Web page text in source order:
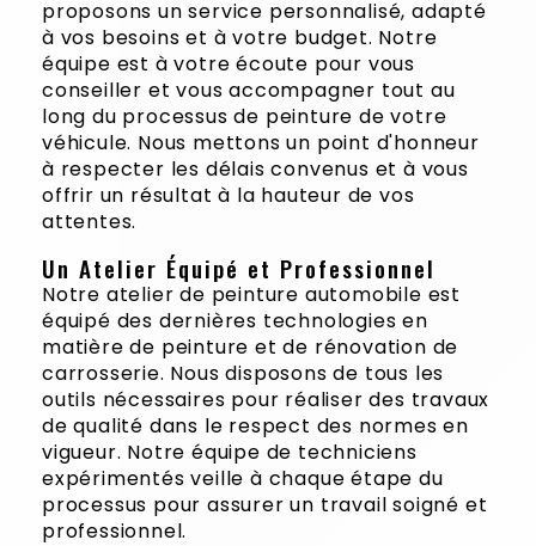
proposons un service personnalisé, adapté
à vos besoins et à votre budget. Notre
équipe est à votre écoute pour vous
conseiller et vous accompagner tout au
long du processus de peinture de votre
véhicule. Nous mettons un point d'honneur
à respecter les délais convenus et à vous
offrir un résultat à la hauteur de vos
attentes.
Un Atelier Équipé et Professionnel
Notre atelier de peinture automobile est
équipé des dernières technologies en
matière de peinture et de rénovation de
carrosserie. Nous disposons de tous les
outils nécessaires pour réaliser des travaux
de qualité dans le respect des normes en
vigueur. Notre équipe de techniciens
expérimentés veille à chaque étape du
processus pour assurer un travail soigné et
professionnel.